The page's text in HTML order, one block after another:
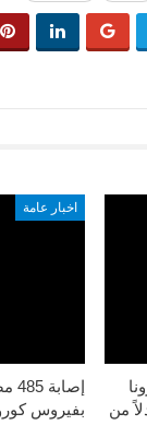
من
اخبار عامة
بفيروس كورونا